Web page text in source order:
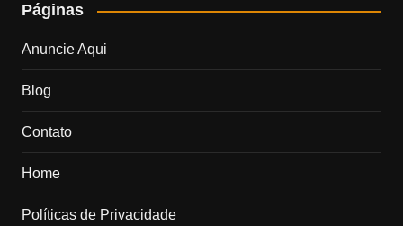
Páginas
Anuncie Aqui
Blog
Contato
Home
Políticas de Privacidade